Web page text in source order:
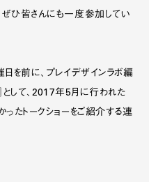
ひ皆さんにも一度参加してい
日を前に、プレイデザインラボ編
として、2017年5月に行われた
ったトークショーをご紹介する連